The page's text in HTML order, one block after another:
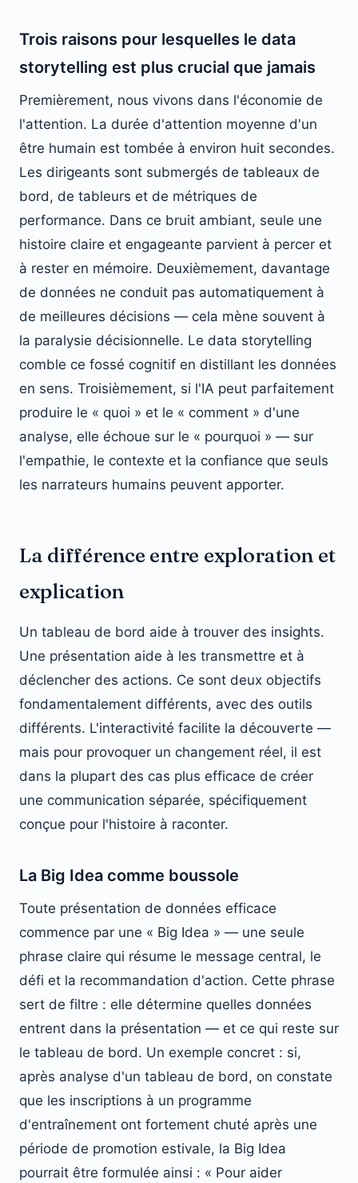
Trois raisons pour lesquelles le data
storytelling est plus crucial que jamais
Premièrement, nous vivons dans l'économie de
l'attention. La durée d'attention moyenne d'un
être humain est tombée à environ huit secondes.
Les dirigeants sont submergés de tableaux de
bord, de tableurs et de métriques de
performance. Dans ce bruit ambiant, seule une
histoire claire et engageante parvient à percer et
à rester en mémoire. Deuxièmement, davantage
de données ne conduit pas automatiquement à
de meilleures décisions — cela mène souvent à
la paralysie décisionnelle. Le data storytelling
comble ce fossé cognitif en distillant les données
en sens. Troisièmement, si l'IA peut parfaitement
produire le « quoi » et le « comment » d'une
analyse, elle échoue sur le « pourquoi » — sur
l'empathie, le contexte et la confiance que seuls
les narrateurs humains peuvent apporter.
La différence entre exploration et
explication
Un tableau de bord aide à trouver des insights.
Une présentation aide à les transmettre et à
déclencher des actions. Ce sont deux objectifs
fondamentalement différents, avec des outils
différents. L'interactivité facilite la découverte —
mais pour provoquer un changement réel, il est
dans la plupart des cas plus efficace de créer
une communication séparée, spécifiquement
conçue pour l'histoire à raconter.
La Big Idea comme boussole
Toute présentation de données efficace
commence par une « Big Idea » — une seule
phrase claire qui résume le message central, le
défi et la recommandation d'action. Cette phrase
sert de filtre : elle détermine quelles données
entrent dans la présentation — et ce qui reste sur
le tableau de bord. Un exemple concret : si,
après analyse d'un tableau de bord, on constate
que les inscriptions à un programme
d'entraînement ont fortement chuté après une
période de promotion estivale, la Big Idea
pourrait être formulée ainsi : « Pour aider